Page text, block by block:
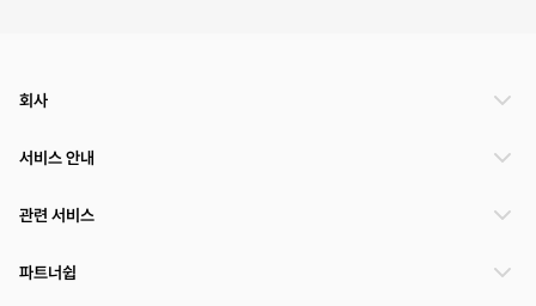
회사
서비스 안내
관련 서비스
파트너쉽